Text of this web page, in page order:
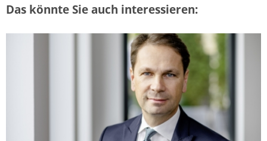
Das könnte Sie auch interessieren: